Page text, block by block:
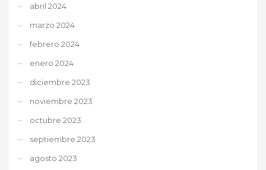
abril 2024
marzo 2024
febrero 2024
enero 2024
diciembre 2023
noviembre 2023
octubre 2023
septiembre 2023
agosto 2023